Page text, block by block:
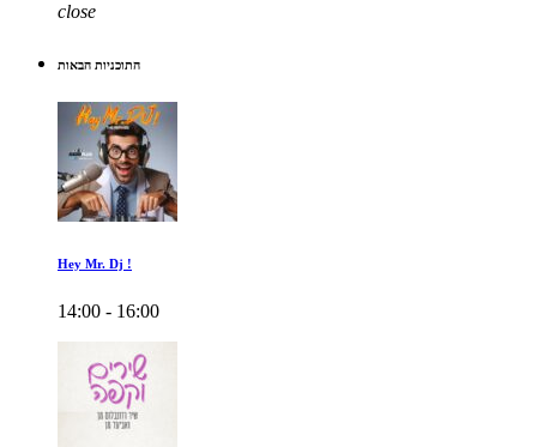
close
התוכניות הבאות
Hey Mr. Dj !
14:00 - 16:00